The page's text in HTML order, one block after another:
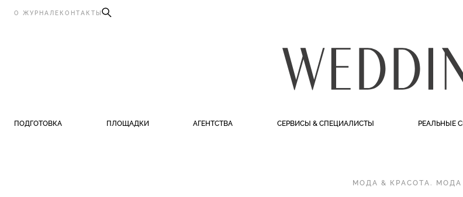
О ЖУРНАЛЕ КОНТАКТЫ
ПОДГОТОВКА ПЛОЩАДКИ АГЕНТСТВА СЕРВИСЫ & СПЕЦИАЛИСТЫ РЕАЛЬНЫЕ
МОДА & КРАСОТА. МОДА